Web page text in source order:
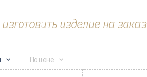
изделие на
По цене